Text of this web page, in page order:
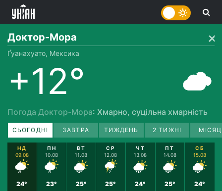
Доктор-Мора
Ґуанахуато, Мексика
+12°
Погода Доктор-Мора: Хмарно, суцільна хмарність
СЬОГОДНІ ЗАВТРА ТИЖДЕНЬ 2 ТИЖНІ
НД
09.08
24°
ПН
10.08
23°
ВТ
11.08
25°
СР
12.08
25°
ЧТ
13.08
24°
ПТ
14.08
25°
СБ
15.08
24°